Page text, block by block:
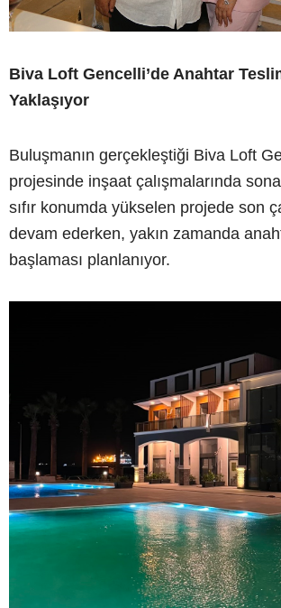
Biva Loft Gencelli’de Anahtar
Yaklaşıyor
Buluşmanın gerçekleştiği Biva Loft
projesinde inşaat çalışmalarında
sıfır konumda yükselen projede son
devam ederken, yakın zamanda
başlaması planlanıyor.